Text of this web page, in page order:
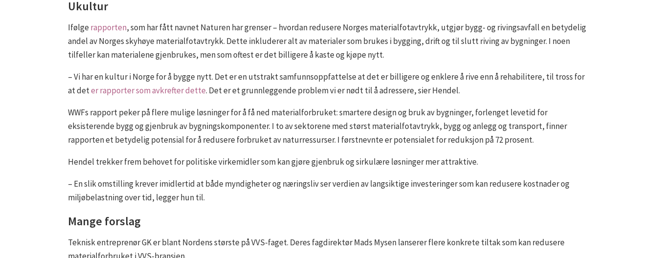
Ukultur
Ifølgerapporten, som har fått navnet Naturen har grenser – hvordan redusere Norges materialfotavtrykk, utgjør bygg- og rivingsavfall en betydelig
andel av Norges skyhøye materialfotavtrykk. Dette inkluderer alt av materialer som brukes i bygging, drift og til slutt riving av bygninger. I noen
tilfeller kan materialene gjenbrukes, men som oftest er det billigere å kaste og kjøpe nytt.
– Vi har en kultur i Norge for å bygge nytt. Det er en utstrakt samfunnsoppfattelse at det er billigere og enklere å rive enn å rehabilitere, til tross for
at deter rapporter som avkrefter dette. Det er et grunnleggende problem vi er nødt til å adressere, sier Hendel.
WWFs rapport peker på flere mulige løsninger for å få ned materialforbruket: smartere design og bruk av bygninger, forlenget levetid for
eksisterende bygg og gjenbruk av bygningskomponenter. I to av sektorene med størst materialfotavtrykk, bygg og anlegg og transport, finner
rapporten et betydelig potensial for å redusere forbruket av naturressurser. I førstnevnte er potensialet for reduksjon på 72 prosent.
Hendel trekker frem behovet for politiske virkemidler som kan gjøre gjenbruk og sirkulære løsninger mer attraktive.
– En slik omstilling krever imidlertid at både myndigheter og næringsliv ser verdien av langsiktige investeringer som kan redusere kostnader og
miljøbelastning over tid, legger hun til.
Mange forslag
Teknisk entreprenør GK er blant Nordens største på VVS-faget. Deres fagdirektør Mads Mysen lanserer flere konkrete tiltak som kan redusere